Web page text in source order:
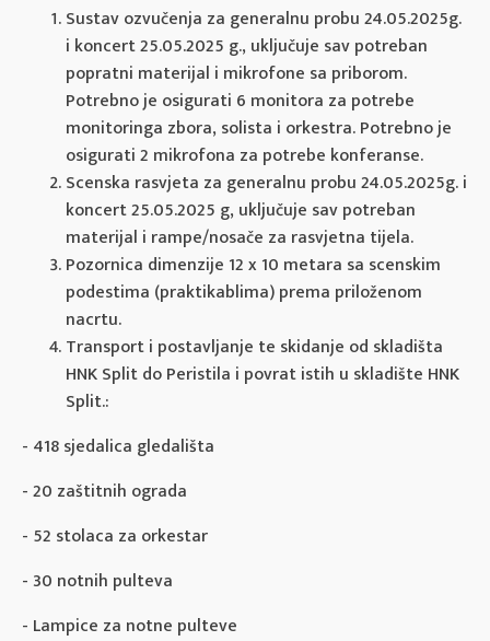
Sustav ozvučenja za generalnu probu 24.05.2025g.
i koncert 25.05.2025 g., uključuje sav potreban
popratni materijal i mikrofone sa priborom.
Potrebno je osigurati 6 monitora za potrebe
monitoringa zbora, solista i orkestra. Potrebno je
osigurati 2 mikrofona za potrebe konferanse.
Scenska rasvjeta za generalnu probu 24.05.2025g. i
koncert 25.05.2025 g, uključuje sav potreban
materijal i rampe/nosače za rasvjetna tijela.
Pozornica dimenzije 12 x 10 metara sa scenskim
podestima (praktikablima) prema priloženom
nacrtu.
Transport i postavljanje te skidanje od skladišta
HNK Split do Peristila i povrat istih u skladište HNK
Split.:
- 418 sjedalica gledališta
- 20 zaštitnih ograda
- 52 stolaca za orkestar
- 30 notnih pulteva
- Lampice za notne pulteve